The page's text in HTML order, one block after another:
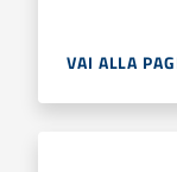
VAI ALLA